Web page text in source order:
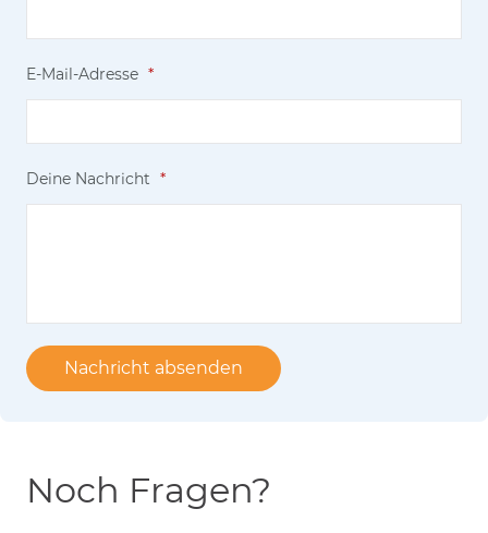
E-Mail-Adresse *
Deine Nachricht *
Noch Fragen?